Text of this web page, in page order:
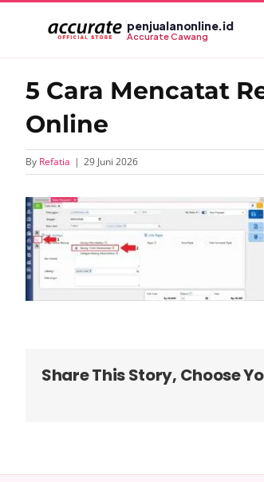
penjualanonline.id
Accurate Cawang
5 Cara Mencatat
Online
By Refatia | 29 Juni 2026
Share This Story, Choose